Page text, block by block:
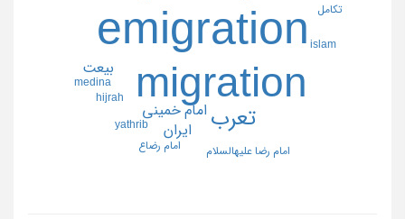
emigration
migration
تعرب امام خميني
ايران
بيعت
hijrah
islam
medina
yathrib
امام رضا عليهالسلام امام رضاع
تكامل